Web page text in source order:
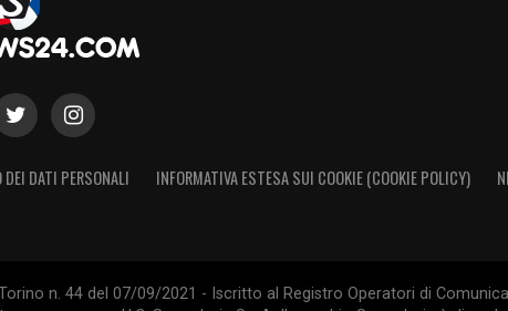
DATI PERSONALI INFORMATIVA ESTESA SUI COOKIE (COOKIE POLICY)
n. 44 del 07/09/2021 - Iscritto al Registro Operatori di